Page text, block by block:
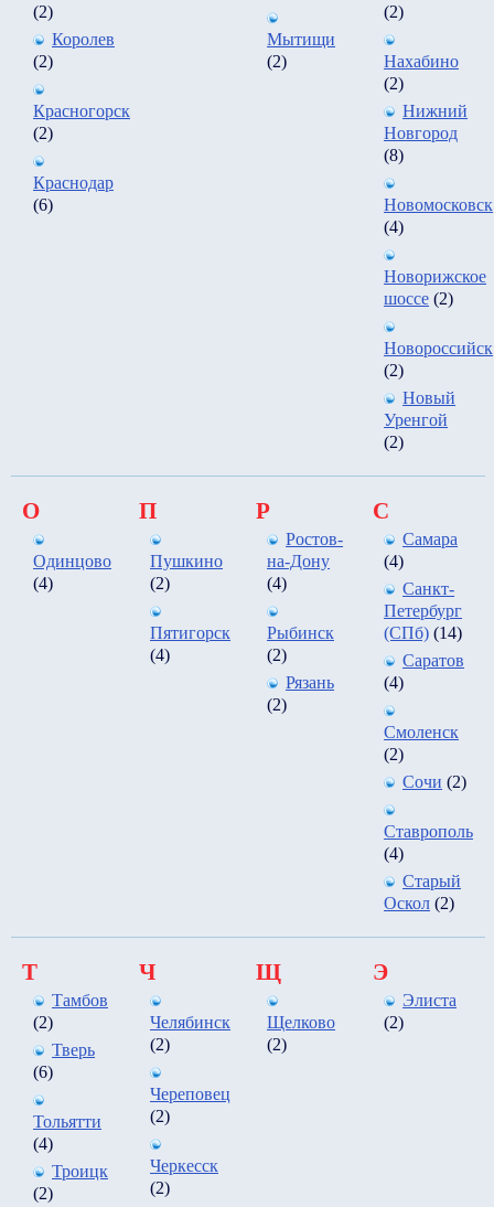
(2)
Королев
(2)
Красногорск
(2)
Краснодар
(6)
Мытищи
(2)
(2)
Нахабино
(2)
Нижний
Новгород
(8)
Новомосковск
(4)
Новорижское
шоссе (2)
Новороссийск
(2)
Новый
Уренгой
(2)
О
Одинцово
(4)
П
Пушкино
(2)
Пятигорск
(4)
Р
Ростов-
на-Дону
(4)
Рыбинск
(2)
Рязань
(2)
С
Самара
(4)
Санкт-
Петербург
(СПб) (14)
Саратов
(4)
Смоленск
(2)
Сочи (2)
Ставрополь
(4)
Старый
Оскол (2)
Т
Тамбов
(2)
Тверь
(6)
Тольятти
(4)
Троицк
(2)
Ч
Челябинск
(2)
Череповец
(2)
Черкесск
(2)
Щ
Щелково
(2)
Э
Элиста
(2)